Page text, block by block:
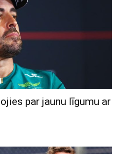
par jaunu līgumu ar